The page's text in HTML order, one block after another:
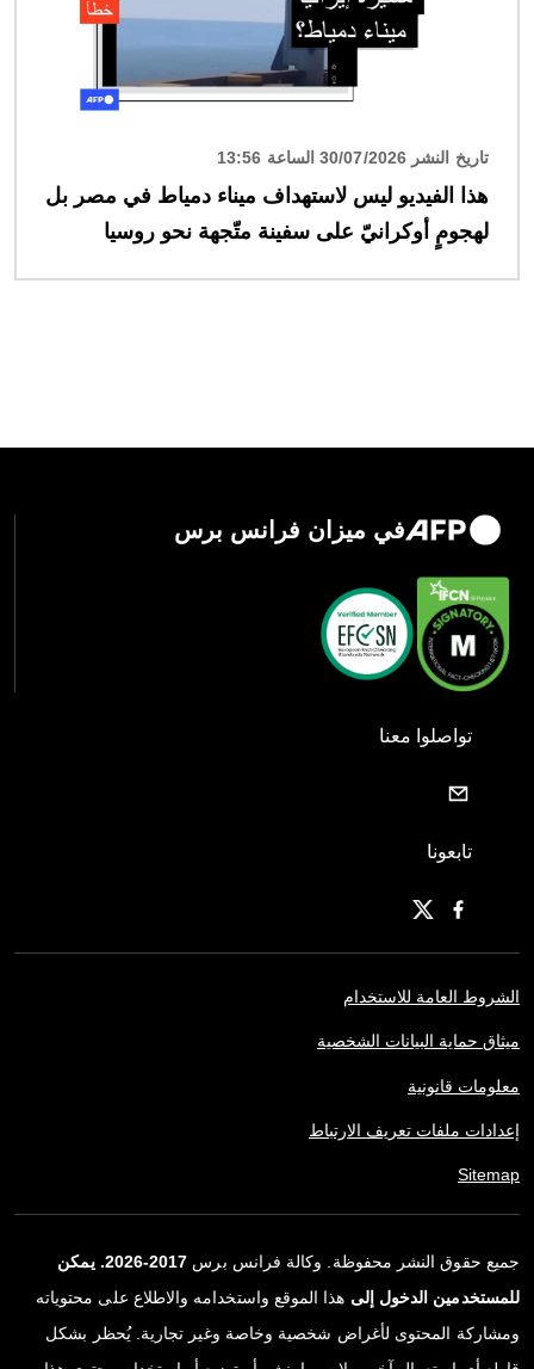
تاريخ النشر 30/07/2026 الساعة 13:56
هذا الفيديو ليس لاستهداف ميناء دمياط في مصر بل
لهجومٍ أوكرانيّ على سفينة متّجهة نحو روسيا
في ميزان فرانس برس
تواصلوا معنا
تابعونا
الشروط العامة للاستخدام
ميثاق حماية البيانات الشخصية
معلومات قانونية
إعدادات ملفات تعريف الارتباط
Sitemap
جميع حقوق النشر محفوظة. وكالة فرانس برس
2017-2026. يمكن
للمستخدمين الدخول إلى هذا الموقع واستخدامه والاطلاع على محتوياته
ومشاركة المحتوى لأغراض شخصية وخاصة وغير تجارية. يُحظر بشكل